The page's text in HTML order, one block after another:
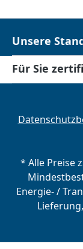
Unsere
Für Sie
* Alle Preise
Energie- /